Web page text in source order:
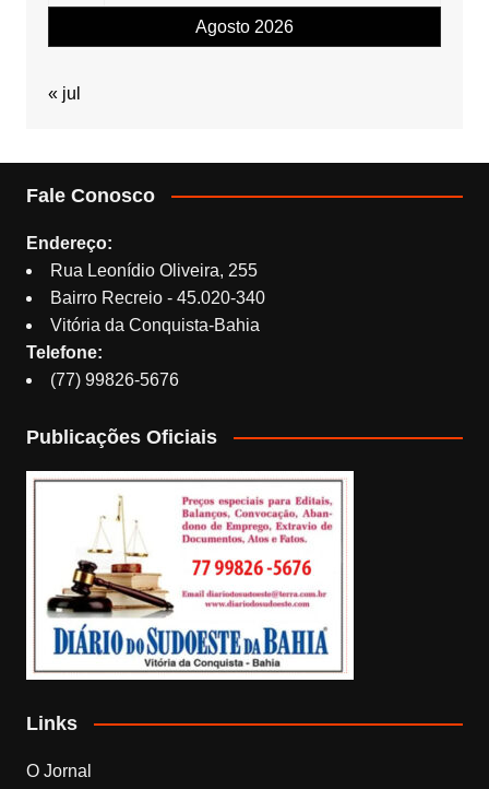
Agosto 2026
« jul
Fale Conosco
Endereço:
Rua Leonídio Oliveira, 255
Bairro Recreio - 45.020-340
Vitória da Conquista-Bahia
Telefone:
(77) 99826-5676
Publicações Oficiais
Links
O Jornal